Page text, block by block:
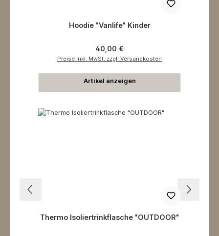
Hoodie "Vanlife" Kinder
Regulärer Preis:
40,00 €
Preise inkl. MwSt. zzgl. Versandkosten
Artikel anzeigen
Thermo Isoliertrinkflasche "OUTDOOR"